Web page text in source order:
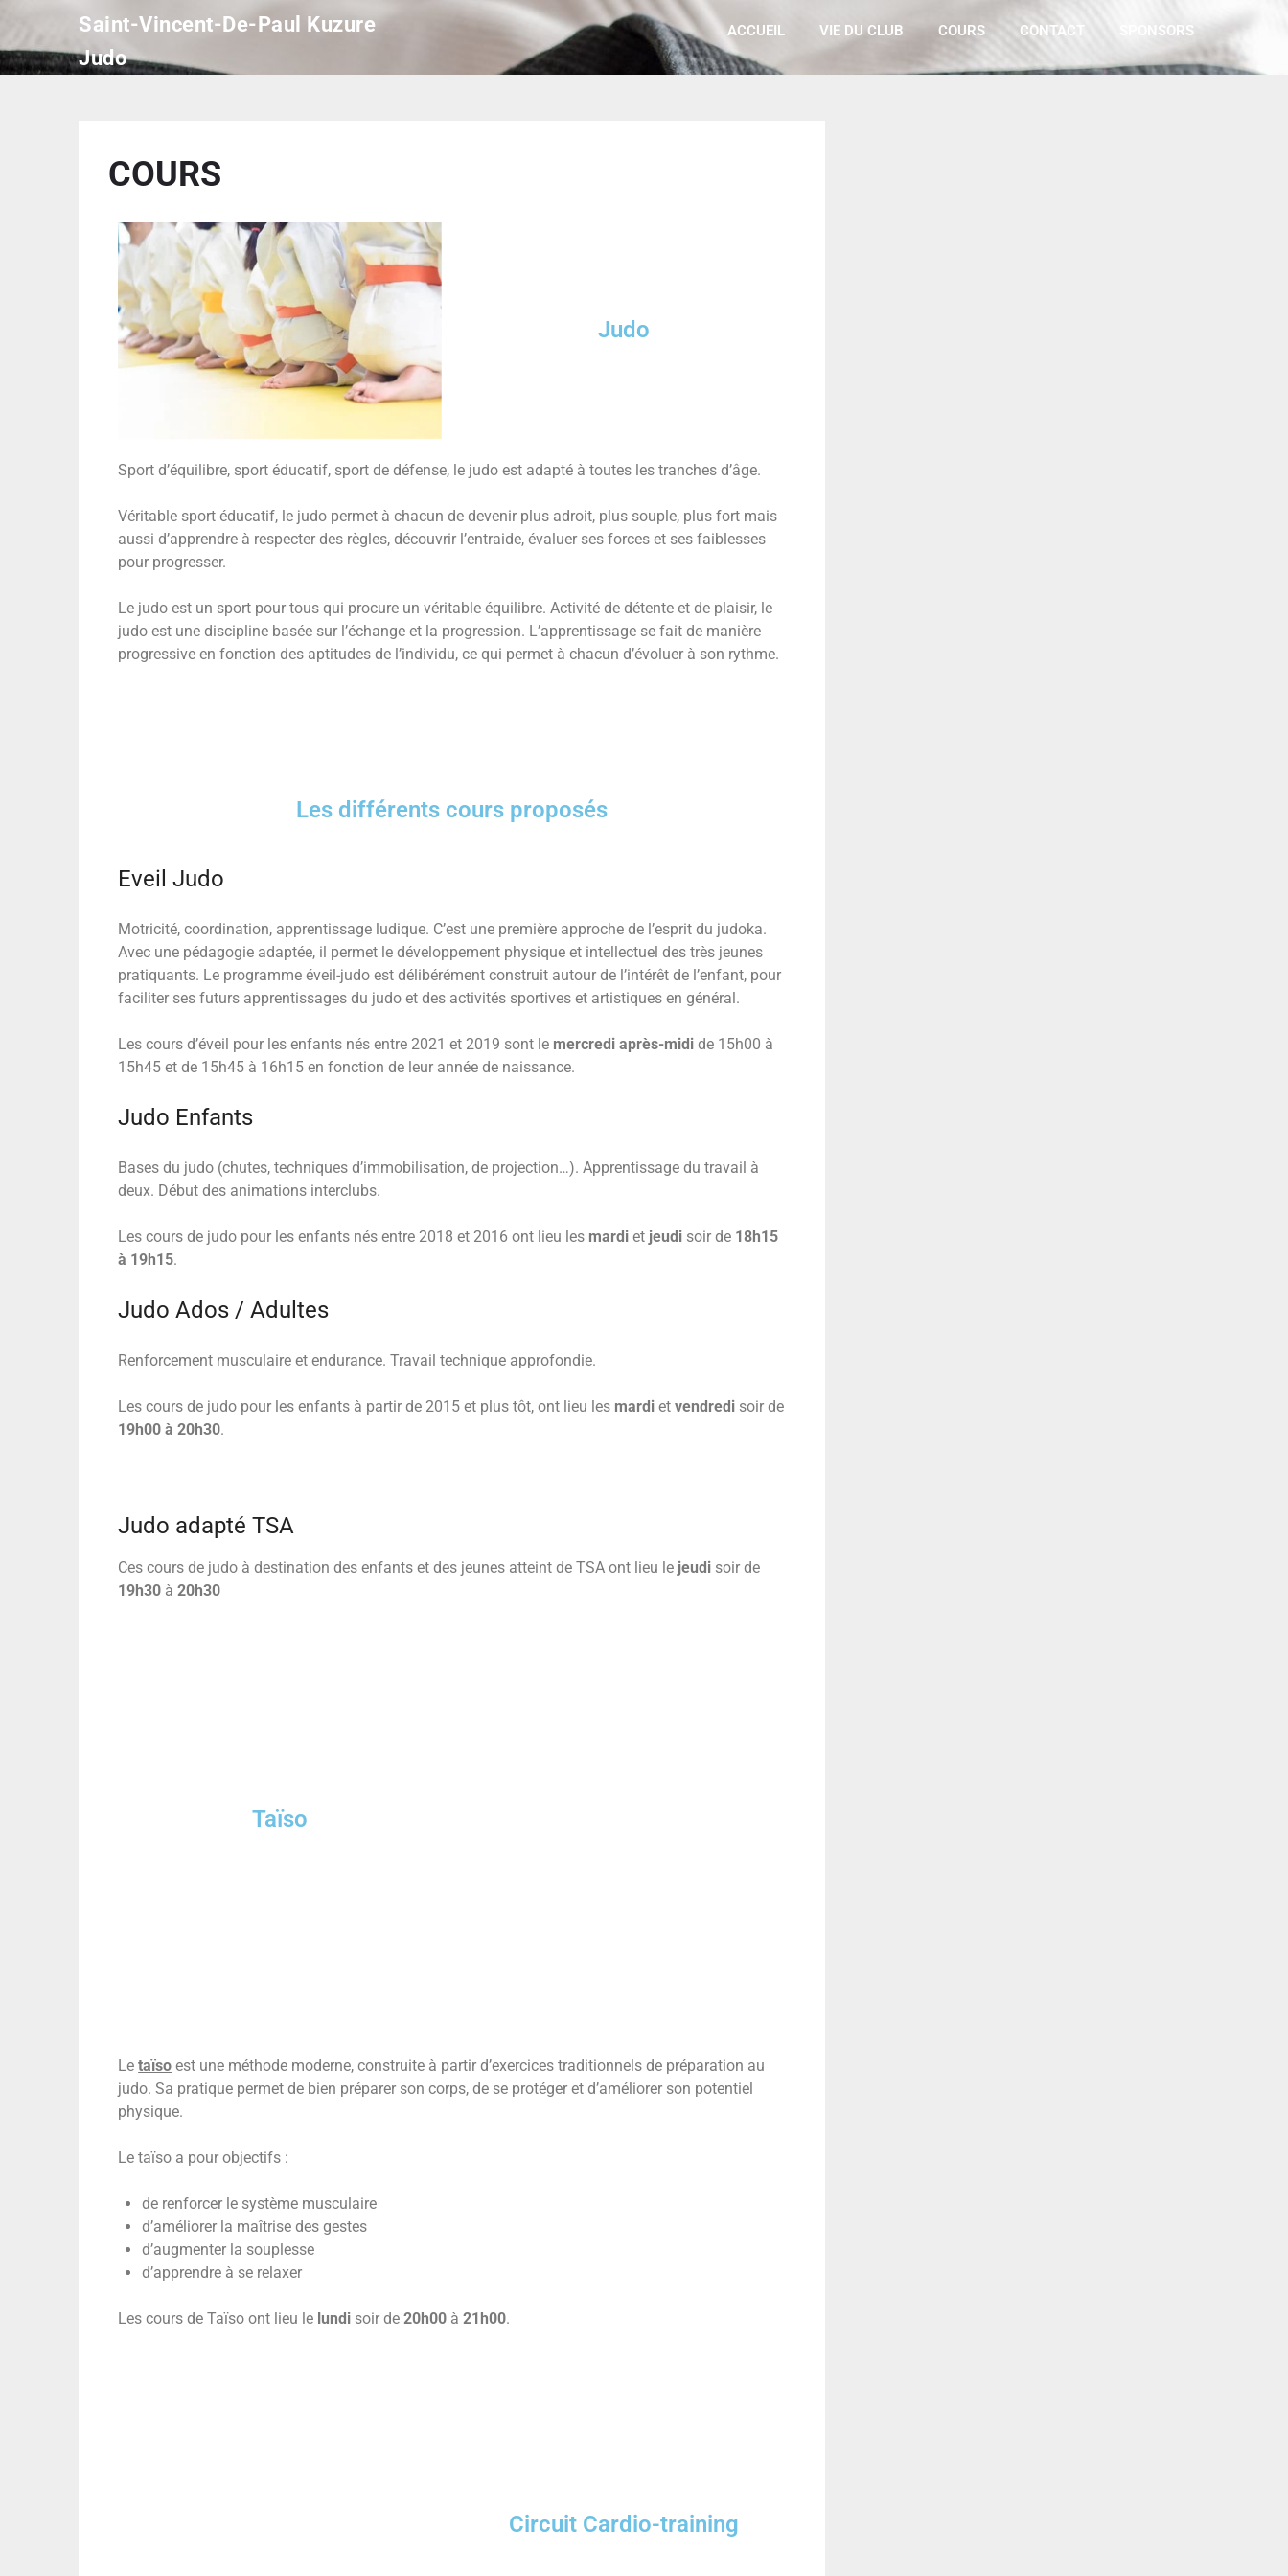
Saint-Vincent-De-Paul Kuzure
Judo
ACCUEIL VIE DU CLUB COURS CONTACT SPONSORS
COURS
Judo
Sport d’équilibre, sport éducatif, sport de défense, le judo est adapté à toutes les tranches d’âge.
Véritable sport éducatif, le judo permet à chacun de devenir plus adroit, plus souple, plus fort mais
aussi d’apprendre à respecter des règles, découvrir l’entraide, évaluer ses forces et ses faiblesses
pour progresser.
Le judo est un sport pour tous qui procure un véritable équilibre. Activité de détente et de plaisir, le
judo est une discipline basée sur l’échange et la progression. L’apprentissage se fait de manière
progressive en fonction des aptitudes de l’individu, ce qui permet à chacun d’évoluer à son rythme.
Les différents cours proposés
Eveil Judo
Motricité, coordination, apprentissage ludique. C’est une première approche de l’esprit du judoka.
Avec une pédagogie adaptée, il permet le développement physique et intellectuel des très jeunes
pratiquants. Le programme éveil-judo est délibérément construit autour de l’intérêt de l’enfant, pour
faciliter ses futurs apprentissages du judo et des activités sportives et artistiques en général.
Les cours d’éveil pour les enfants nés entre 2021 et 2019 sont le mercredi après-midi de 15h00 à
15h45 et de 15h45 à 16h15 en fonction de leur année de naissance.
Judo Enfants
Bases du judo (chutes, techniques d’immobilisation, de projection…).Apprentissage du travail à
deux. Début des animations interclubs.
Les cours de judo pour les enfants nés entre 2018 et 2016 ont lieu les mardi et jeudi soir de 18h15
à 19h15.
Judo Ados / Adultes
Renforcement musculaire et endurance.Travail technique approfondie.
Les cours de judo pour les enfants à partir de 2015 et plus tôt, ont lieu les mardi etvendredi soir de
19h00 à 20h30.
Judo adapté TSA
Ces cours de judo à destination des enfants et des jeunes atteint de TSA ont lieu le jeudi soir de
19h30 à20h30
Taïso
Letaïso est une méthode moderne, construite à partir d’exercices traditionnels de préparation au
judo. Sa pratique permet de bien préparer son corps, de se protéger et d’améliorer son potentiel
physique.
Le taïso a pour objectifs :
de renforcer le système musculaire
d’améliorer la maîtrise des gestes
d’augmenter la souplesse
d’apprendre à se relaxer
Les cours de Taïso ont lieu le lundi soir de20h00 à21h00.
Circuit Cardio-training